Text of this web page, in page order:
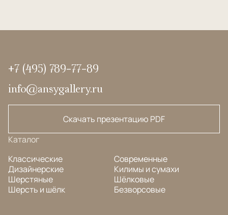
+7 (495) 789-77-89
info@ansygallery.ru
Скачать презентацию PDF
Каталог
Классические
Дизайнерские
Шерстяные
Шерсть и шёлк
Современные
Килимы и сумахи
Шёлковые
Безворсовые